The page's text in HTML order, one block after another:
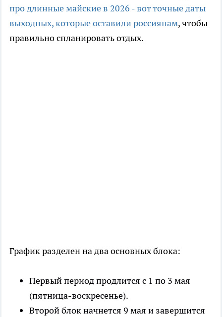
про длинные майские в 2026 - вот точные даты
выходных, которые оставили россиянам, чтобы
правильно спланировать отдых.
График разделен на два основных блока:
Первый период продлится с 1 по 3 мая
(пятница-воскресенье).
Второй блок начнется 9 мая и завершится